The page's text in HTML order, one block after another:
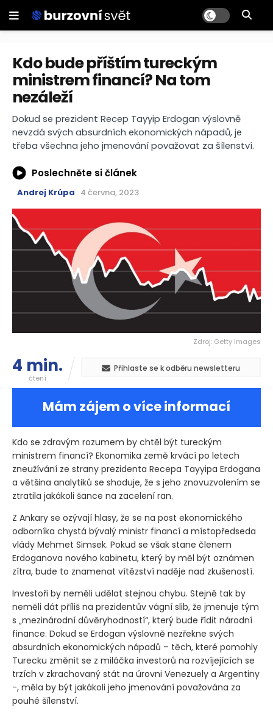
Kdo bude příštím tureckým
ministrem financí? Na tom
nezáleží
Dokud se prezident Recep Tayyip Erdogan výslovně
nevzdá svých absurdních ekonomických nápadů, je
třeba všechna jeho jmenování považovat za šílenství.
Poslechněte si článek
Andrej Krúpa 4 června, 2023
Zdroj: Getty Images
4 min.
čtení
Přihlaste se k odběru newsletteru
Mám zájem o více informací
Kdo se zdravým rozumem by chtěl být tureckým
ministrem financí? Ekonomika země krvácí po letech
zneužívání ze strany prezidenta Recepa Tayyipa Erdogana
a většina analytiků se shoduje, že s jeho znovuzvolením se
ztratila jakákoli šance na zacelení ran.
Z Ankary se ozývají hlasy, že se na post ekonomického
odborníka chystá bývalý ministr financí a místopředseda
vlády Mehmet Simsek. Pokud se však stane členem
Erdoganova nového kabinetu, který by měl být oznámen
zítra, bude to znamenat vítězství naděje nad zkušeností.
Investoři by neměli udělat stejnou chybu. Stejně tak by
neměli dát příliš na prezidentův vágní slib, že jmenuje tým
s „mezinárodní důvěryhodností“, který bude řídit národní
finance. Dokud se Erdogan výslovně nezřekne svých
absurdních ekonomických nápadů – těch, které pomohly
Turecku změnit se z miláčka investorů na rozvíjejících se
trzích v zkrachovaný stát na úrovni Venezuely a Argentiny
-, měla by být jakákoli jeho jmenování považována za
pouhé šílenství.